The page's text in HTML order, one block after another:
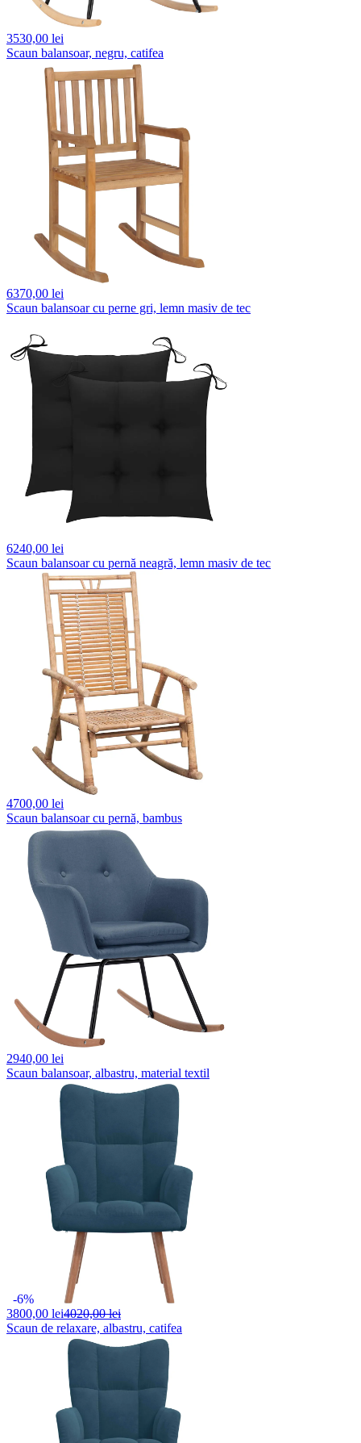
3530,00 lei
Scaun balansoar, negru, catifea
6370,00 lei
Scaun balansoar cu perne gri, lemn masiv de tec
6240,00 lei
Scaun balansoar cu pernă neagră, lemn masiv de tec
4700,00 lei
Scaun balansoar cu pernă, bambus
2940,00 lei
Scaun balansoar, albastru, material textil
-6%
3800,00 lei4020,00 lei
Scaun de relaxare, albastru, catifea